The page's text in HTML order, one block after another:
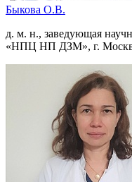
Быкова О.В.
д. м. н., заведующая
«НПЦ НП ДЗМ», г.